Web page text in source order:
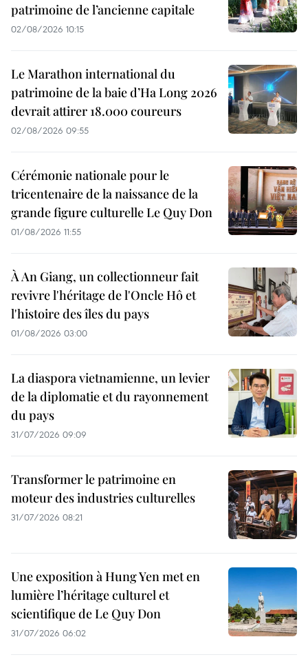
patrimoine de l’ancienne capitale
02/08/2026 10:15
Le Marathon international du
patrimoine de la baie d’Ha Long 2026
devrait attirer 18.000 coureurs
02/08/2026 09:55
Cérémonie nationale pour le
tricentenaire de la naissance de la
grande figure culturelle Le Quy Don
01/08/2026 11:55
À An Giang, un collectionneur fait
revivre l'héritage de l'Oncle Hô et
l'histoire des îles du pays
01/08/2026 03:00
La diaspora vietnamienne, un levier
de la diplomatie et du rayonnement
du pays
31/07/2026 09:09
Transformer le patrimoine en
moteur des industries culturelles
31/07/2026 08:21
Une exposition à Hung Yen met en
lumière l’héritage culturel et
scientifique de Le Quy Don
31/07/2026 06:02